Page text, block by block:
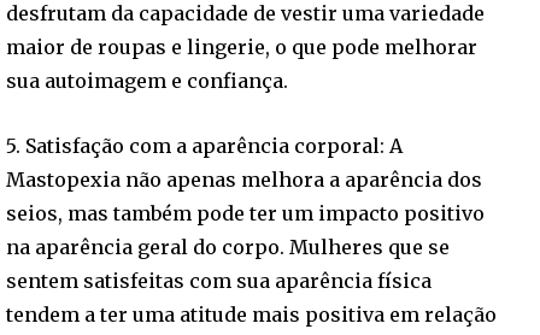
desfrutam da capacidade de vestir uma variedade
maior de roupas e lingerie, o que pode melhorar
sua autoimagem e confiança.
5. Satisfação com a aparência corporal: A
Mastopexia não apenas melhora a aparência dos
seios, mas também pode ter um impacto positivo
na aparência geral do corpo. Mulheres que se
sentem satisfeitas com sua aparência física
tendem a ter uma atitude mais positiva em relação